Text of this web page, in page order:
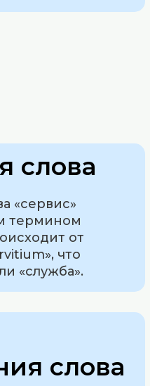
слова
«сервис»
термином
от
что
«служба».
слова